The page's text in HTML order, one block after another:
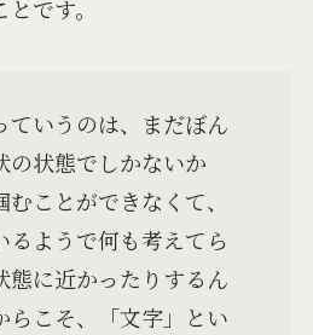
です。
ていうのは、まだぼん
の状態でしかないか
ことができなくて、
るようで何も考えてら
態に近かったりするん
らこそ、「文字」とい